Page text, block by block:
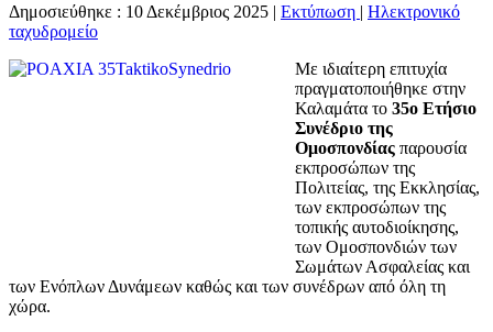
Δημοσιεύθηκε : 10 Δεκέμβριος 2025 | Εκτύπωση | Ηλεκτρονικό
ταχυδρομείο
Με ιδιαίτερη επιτυχία
πραγματοποιήθηκε στην
Καλαμάτα το 35ο Ετήσιο
Συνέδριο της
Ομοσπονδίας παρουσία
εκπροσώπων της
Πολιτείας, της Εκκλησίας,
των εκπροσώπων της
τοπικής αυτοδιοίκησης,
των Ομοσπονδιών των
Σωμάτων Ασφαλείας και
των Ενόπλων Δυνάμεων καθώς και των συνέδρων από όλη τη
χώρα.